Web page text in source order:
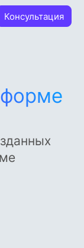
Консультация